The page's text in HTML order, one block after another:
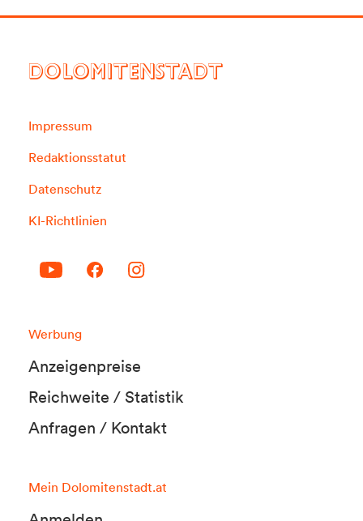
DOLOMITENSTADT
Impressum
Redaktionsstatut
Datenschutz
KI-Richtlinien
Werbung
Anzeigenpreise
Reichweite / Statistik
Anfragen / Kontakt
Mein Dolomitenstadt.at